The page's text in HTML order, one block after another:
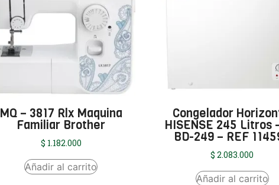
MQ – 3817 Rlx Maquina
Familiar Brother
$ 1.182.000
Añadir al carrito
Congelador
HISENSE 245 Litros
BD-249 – REF
$ 2.083.000
Añadir al carrito